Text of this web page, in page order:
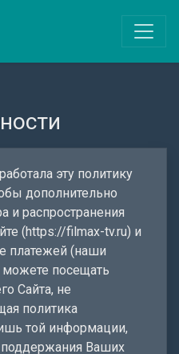
эту политику
дополнительно
и распространения
(https://filmax-tv.ru) и
платежей (наши
посещать
Сайта, не
политика
той информации,
поддержания Ваших